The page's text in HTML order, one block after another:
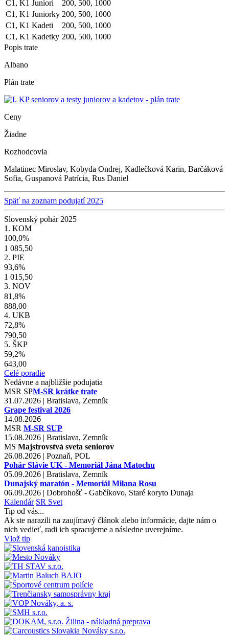
C1, K1 Juniori
200, 500, 1000
C1, K1 Juniorky 200, 500, 1000
C1, K1 Kadeti
200, 500, 1000
C1, K1 Kadetky 200, 500, 1000
Popis trate
Albano
Plán trate
Ceny
Žiadne
Rozhodcovia
Malatinec Miroslav, Kobyda Ondrej, Kadlečková Karin, Barčáková
Sofia, Guspanová Patrícia, Rus Daniel
Späť na zoznam podujatí 2025
Slovenský pohár 2025
1. KOM
100,0%
1 085,50
2. PIE
93,6%
1 015,50
3. NOV
81,8%
888,00
4. UKB
72,8%
790,50
5. ŠKP
59,2%
643,00
Celé poradie
Nedávne a najbližšie podujatia
MSR SPM-SR krátke trate
31.07.2026 | Bratislava, Zemník
Grape festival 2026
14.08.2026
MSR M-SR SUP
15.08.2026 | Bratislava, Zemník
MS Majstrovstvá sveta seniorov
26.08.2026 | Poznaň, POL
Pohár Slávie UK - Memoriál Jána Matochu
05.09.2026 | Bratislava, Zemník
Dunajský maratón - Memoriál Milana Rosu
06.09.2026 | Dobrohošť - Gabčíkovo, Staré koryto Dunaja
Kalendár SR Svet
Tip od vás...
Ak ste narazili na zaujímavý článok alebo informácie, dajte nám o
nich vedieť, radi ich spracujeme a následne uverejníme.
Vlož tip